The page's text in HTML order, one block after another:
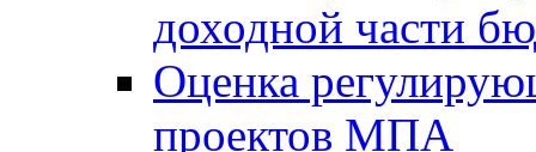
доходной части
Оценка
проектов МПА